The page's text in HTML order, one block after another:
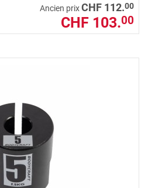
Ancien prixCHF 112.00
CHF 103.00